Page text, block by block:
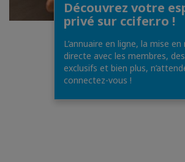
Découvrez votre
privé sur ccifer.ro !
L’annuaire en ligne, la mise
directe avec les membres,
exclusifs et bien plus,
connectez-vous !